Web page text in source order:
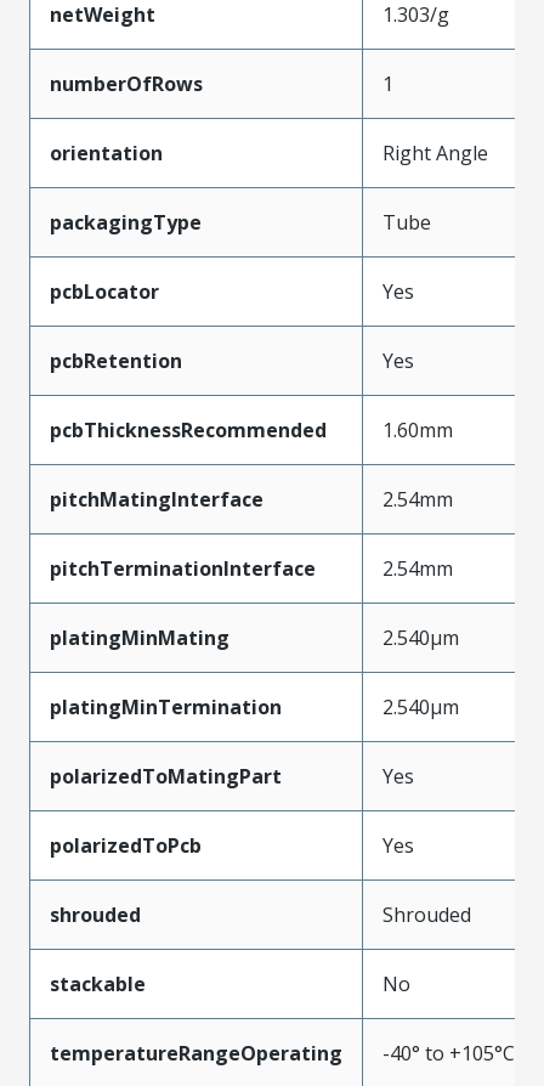
netWeight 1.303/g
numberOfRows 1
orientation Right Angle
packagingType Tube
pcbLocator Yes
pcbRetention Yes
pcbThicknessRecommended 1.60mm
pitchMatingInterface 2.54mm
pitchTerminationInterface 2.54mm
platingMinMating 2.540µm
platingMinTermination 2.540µm
polarizedToMatingPart Yes
polarizedToPcb Yes
shrouded Shrouded
stackable No
temperatureRangeOperating -40° to +105°C